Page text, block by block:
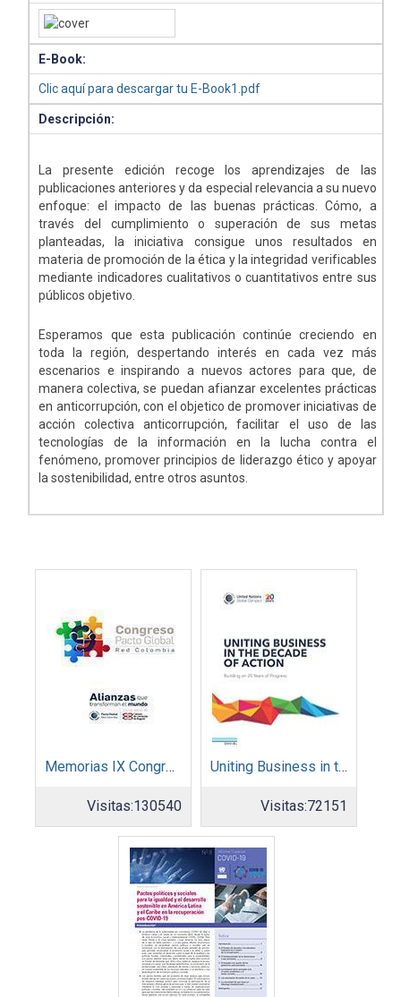
E-Book:
Clic aquí para descargar tu E-Book1.pdf
Descripción:
La presente edición recoge los aprendizajes de las
publicaciones anteriores y da especial relevancia a su nuevo
enfoque: el impacto de las buenas prácticas. Cómo, a
través del cumplimiento o superación de sus metas
planteadas, la iniciativa consigue unos resultados en
materia de promoción de la ética y la integridad verificables
mediante indicadores cualitativos o cuantitativos entre sus
públicos objetivo.
Esperamos que esta publicación continúe creciendo en
toda la región, despertando interés en cada vez más
escenarios e inspirando a nuevos actores para que, de
manera colectiva, se puedan afianzar excelentes prácticas
en anticorrupción, con el objetico de promover iniciativas de
acción colectiva anticorrupción, facilitar el uso de las
tecnologías de la información en la lucha contra el
fenómeno, promover principios de liderazgo ético y apoyar
la sostenibilidad, entre otros asuntos.
Memorias IX Congreso Pacto Global 2019
Visitas:130540
Uniting Business in the Decade of Action
Visitas:72151